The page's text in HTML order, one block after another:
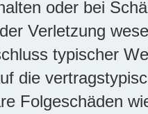
oder bei
Verletzung
typischer
die
Folgeschäden